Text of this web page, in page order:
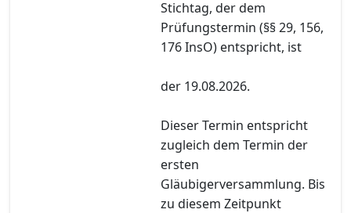
Stichtag, der dem
Prüfungstermin (§§ 29, 156,
176 InsO) entspricht, ist
der 19.08.2026.
Dieser Termin entspricht
zugleich dem Termin der
ersten
Gläubigerversammlung. Bis
zu diesem Zeitpunkt